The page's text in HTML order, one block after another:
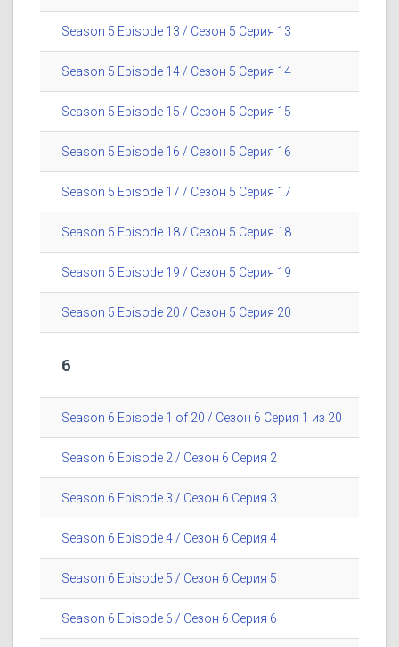
Season 5 Episode 13 / Сезон 5 Серия 13
Season 5 Episode 14 / Сезон 5 Серия 14
Season 5 Episode 15 / Сезон 5 Серия 15
Season 5 Episode 16 / Сезон 5 Серия 16
Season 5 Episode 17 / Сезон 5 Серия 17
Season 5 Episode 18 / Сезон 5 Серия 18
Season 5 Episode 19 / Сезон 5 Серия 19
Season 5 Episode 20 / Сезон 5 Серия 20
6
Season 6 Episode 1 of 20 / Сезон 6 Серия 1 из 20
Season 6 Episode 2 / Сезон 6 Серия 2
Season 6 Episode 3 / Сезон 6 Серия 3
Season 6 Episode 4 / Сезон 6 Серия 4
Season 6 Episode 5 / Сезон 6 Серия 5
Season 6 Episode 6 / Сезон 6 Серия 6